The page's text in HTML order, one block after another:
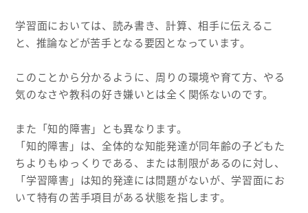
学習面においては、読み書き、計算、相手に伝えるこ
と、推論などが苦手となる要因となっています。
このことから分かるように、周りの環境や育て方、やる
気のなさや教科の好き嫌いとは全く関係ないのです。
また「知的障害」とも異なります。
「知的障害」は、全体的な知能発達が同年齢の子どもた
ちよりもゆっくりである、または制限があるのに対し、
「学習障害」は知的発達には問題がないが、学習面にお
いて特有の苦手項目がある状態を指します。